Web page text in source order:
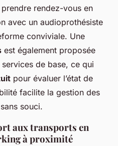
rendez-vous en
avec un audioprothésiste
conviviale. Une
est également proposée
de base, ce qui
pour évaluer l’état de
facilite la gestion des
souci.
aux transports en
à proximité